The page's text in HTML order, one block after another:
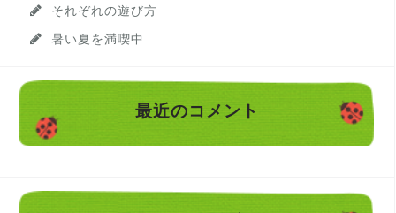
それぞれの遊び方
暑い夏を満喫中
最近のコメント